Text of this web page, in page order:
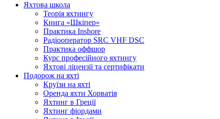
Яхтова школа
Теорія яхтингу
Книга «Шкіпер»
Практика Inshore
Радіооператор SRC VHF DSC
Практика оффшор
Курс професійного яхтингу
Яхтові ліцензії та сертифікати
Подорож на яхті
Круїзи на яхті
Оренда яхти Хорватія
Яхтинг в Греції
Яхтинг фіордами